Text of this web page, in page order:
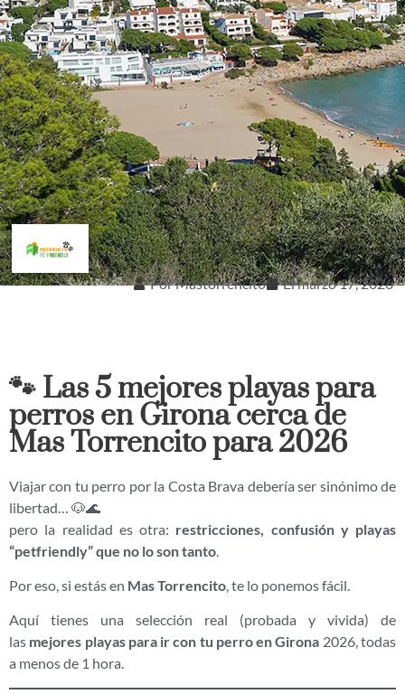
PorMastorrencito Elmarzo 17, 2026
🐾 Las 5 mejores playas para
perros en Girona cerca de
Mas Torrencito para 2026
Viajar con tu perro por la Costa Brava debería ser sinónimo de
libertad… 🐶🌊
pero la realidad es otra: restricciones, confusión y playas
“petfriendly” que no lo son tanto
Por eso, si estás en Mas Torrencito, te lo ponemos fácil.
Aquí tienes una selección real (probada y vivida) de
las mejores playas para ir con tu perro en Girona 2026, todas
a menos de 1 hora.